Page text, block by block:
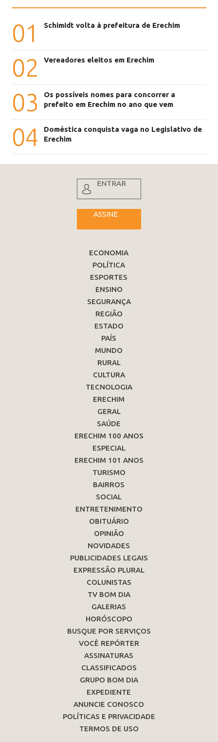
01 Schimidt volta à prefeitura de Erechim
02 Vereadores eleitos em Erechim
03
Os possíveis nomes para concorrer a
prefeito em Erechim no ano que vem
04
Doméstica conquista vaga no Legislativo de
Erechim
ENTRAR
ASSINE
ECONOMIA
POLÍTICA
ESPORTES
ENSINO
SEGURANÇA
REGIÃO
ESTADO
PAÍS
MUNDO
RURAL
CULTURA
TECNOLOGIA
ERECHIM
GERAL
SAÚDE
ERECHIM 100 ANOS
ESPECIAL
ERECHIM 101 ANOS
TURISMO
BAIRROS
SOCIAL
ENTRETENIMENTO
OBITUÁRIO
OPINIÃO
NOVIDADES
PUBLICIDADES LEGAIS
EXPRESSÃO PLURAL
COLUNISTAS
TV BOM DIA
GALERIAS
HORÓSCOPO
BUSQUE POR SERVIÇOS
VOCÊ REPÓRTER
ASSINATURAS
CLASSIFICADOS
GRUPO BOM DIA
EXPEDIENTE
ANUNCIE CONOSCO
POLÍTICAS E PRIVACIDADE
TERMOS DE USO